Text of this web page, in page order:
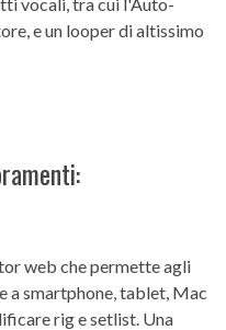
e un looper di altissimo
web che permette agli
a smartphone, tablet, Mac
rig e setlist. Una